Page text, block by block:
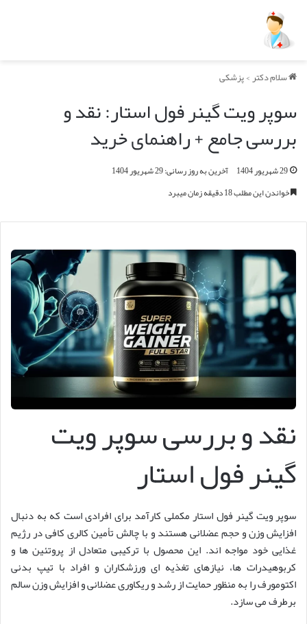
سلام دکتر>پزشکی
سوپر ویت گینر فول استار: نقد و
بررسی جامع + راهنمای خرید
29 شهریور 1404
آخرین به روز رسانی: 29 شهریور 1404
خواندن این مطلب 18 دقیقه زمان میبرد
نقد و بررسی سوپر ویت
گینر فول استار
سوپر ویت گینر فول استار مکملی کارآمد برای افرادی است که به دنبال
افزایش وزن و حجم عضلانی هستند و با چالش تأمین کالری کافی در رژیم
غذایی خود مواجه اند. این محصول با ترکیبی متعادل از پروتئین ها و
کربوهیدرات ها، نیازهای تغذیه ای ورزشکاران و افراد با تیپ بدنی
اکتومورف را به منظور حمایت از رشد و ریکاوری عضلانی و افزایش وزن سالم
برطرف می سازد.